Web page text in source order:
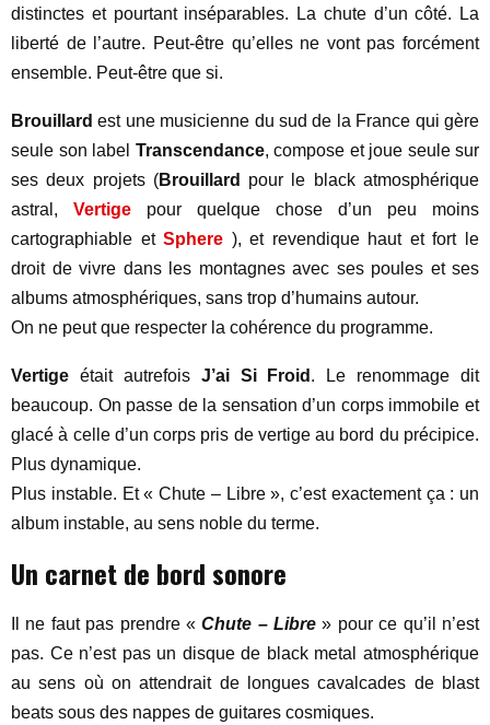
distinctes et pourtant inséparables. La chute d’un côté. La
liberté de l’autre. Peut-être qu’elles ne vont pas forcément
ensemble. Peut-être que si.
Brouillard est une musicienne du sud de la France qui gère
seule son label Transcendance, compose et joue seule sur
ses deux projets (Brouillard
pour le black atmosphérique
astral, Vertige
pour quelque chose d’un peu moins
cartographiable etSphere ), et revendique haut et fort le
droit de vivre dans les montagnes avec ses poules et ses
albums atmosphériques, sans trop d’humains autour.
On ne peut que respecter la cohérence du programme.
Vertige était autrefois J’ai Si Froid . Le renommage dit
beaucoup. On passe de la sensation d’un corps immobile et
glacé à celle d’un corps pris de vertige au bord du précipice.
Plus dynamique.
Plus instable. Et « Chute – Libre », c’est exactement ça : un
album instable, au sens noble du terme.
Un carnet de bord sonore
Il ne faut pas prendre «Chute – Libre » pour ce qu’il n’est
pas. Ce n’est pas un disque de black metal atmosphérique
au sens où on attendrait de longues cavalcades de blast
beats sous des nappes de guitares cosmiques.